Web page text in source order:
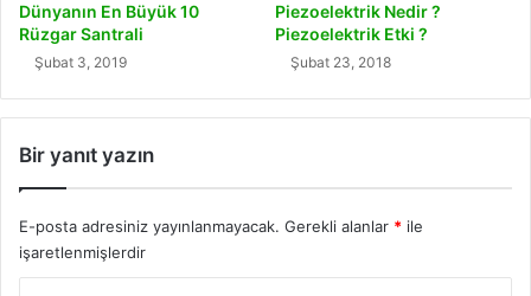
Dünyanın En Büyük 10
Rüzgar Santrali
Şubat 3, 2019
Piezoelektrik Nedir ?
Piezoelektrik Etki ?
Şubat 23, 2018
Bir yanıt yazın
E-posta adresiniz yayınlanmayacak. Gerekli alanlar * ile
işaretlenmişlerdir